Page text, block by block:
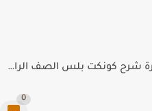
تحميل مذكرة شرح كونكت بلس الصف الرابع الابتدائي الترم الاول...